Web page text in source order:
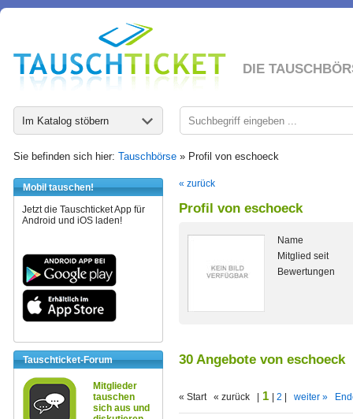
DIE
Im Katalog stöbern
Sie befinden sich hier: Tauschbörse » Profil von eschoeck
Mobil tauschen!
Jetzt die Tauschticket App für
Android und iOS laden!
Tauschticket-Forum
Mitglieder
tauschen
sich aus und
« zurück
Profil von eschoeck
Name
Mitglied seit
Bewertungen
30 Angebote von eschoeck
« Start « zurück | 1 2 weiter »